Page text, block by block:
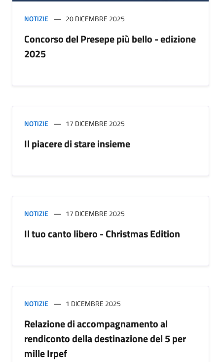
NOTIZIE 20 DICEMBRE 2025
Concorso del Presepe più bello - edizione
2025
NOTIZIE 17 DICEMBRE 2025
Il piacere di stare insieme
NOTIZIE 17 DICEMBRE 2025
Il tuo canto libero - Christmas Edition
NOTIZIE 1 DICEMBRE 2025
Relazione di accompagnamento al
rendiconto della destinazione del 5 per
mille Irpef